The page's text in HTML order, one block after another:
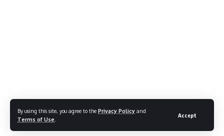
By using this site, you agree to the Privacy Policy and
Terms of Use
Accept